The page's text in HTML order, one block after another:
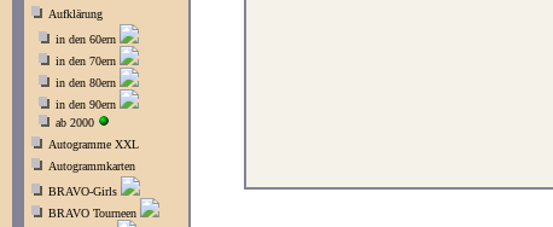
Aufklärung
in den 60ern
in den 70ern
in den 80ern
in den 90ern
ab 2000
Autogramme XXL
Autogrammkarten
BRAVO-Girls
BRAVO Tourneen